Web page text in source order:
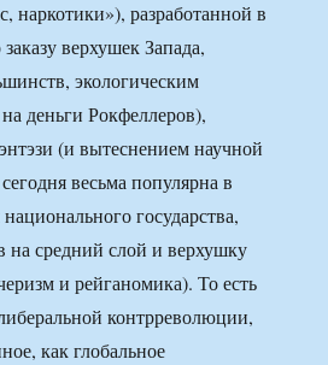
наркотики»), разработанной в
верхушек Запада,
экологическим
деньги Рокфеллеров),
(и вытеснением научной
весьма популярна в
государства,
на средний слой и верхушку
и рейганомика). То есть
контрреволюции,
как глобальное